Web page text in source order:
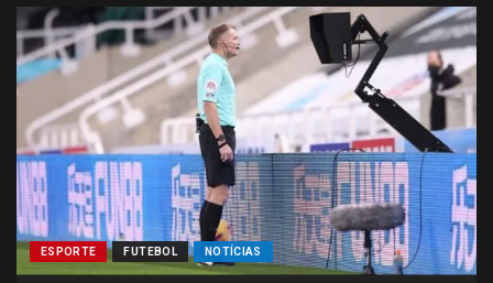
ESPORTE FUTEBOL NOTÍCIAS